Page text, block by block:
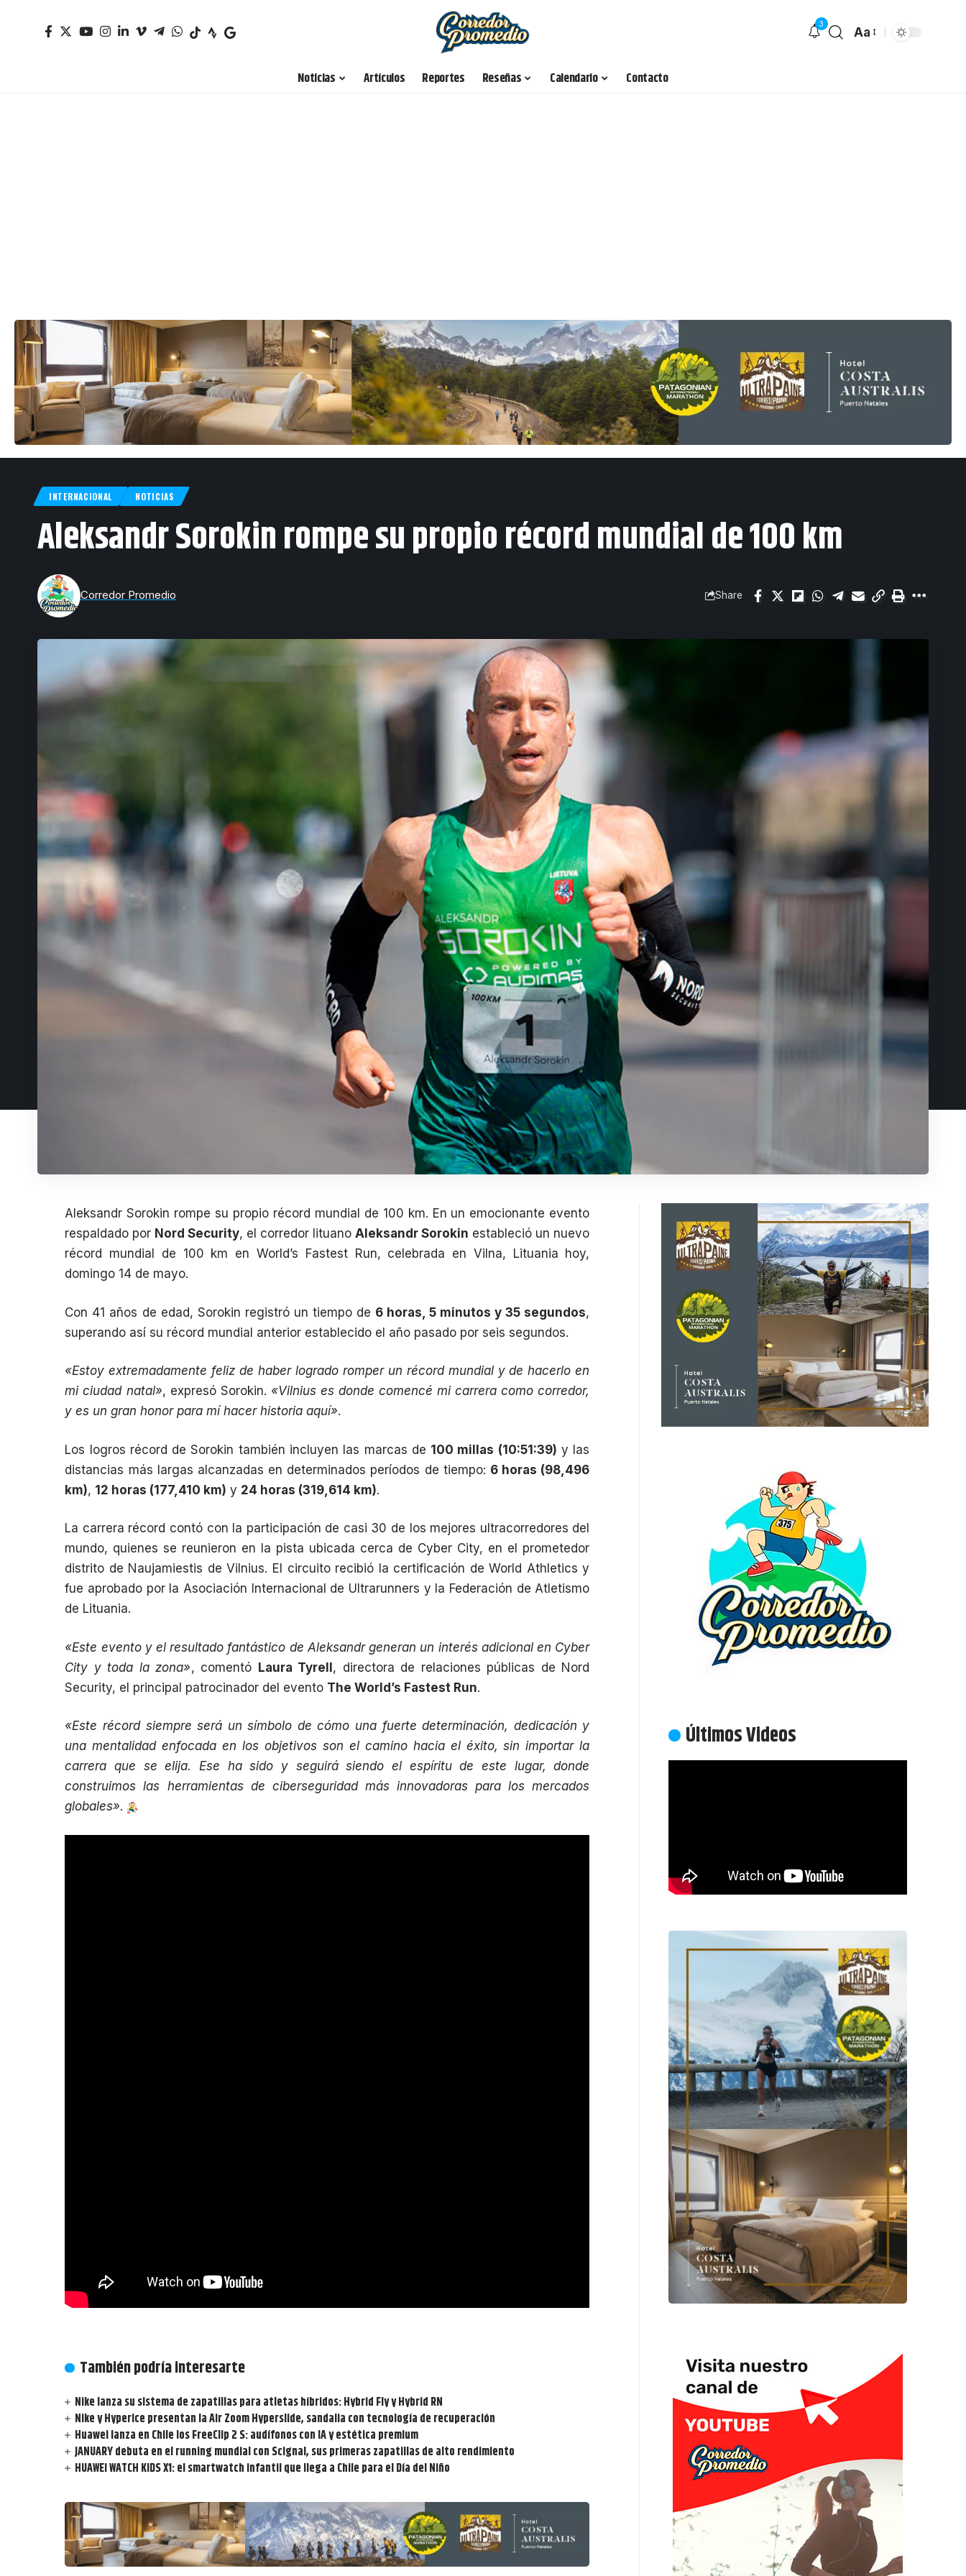
3
Aa
Noticias Artículos Reportes Reseñas Calendario Contacto
INTERNACIONAL NOTICIAS
Aleksandr Sorokin rompe su propio récord mundial de 100 km
Corredor Promedio Share
Aleksandr Sorokin rompe su propio récord mundial de 100 km. En un emocionante evento
respaldado por Nord Security, el corredor lituanoAleksandr Sorokin estableció un nuevo
récord mundial de 100 km en World’s Fastest Run, celebrada en Vilna, Lituania hoy,
domingo 14 de mayo.
Con 41 años de edad, Sorokin registró un tiempo de 6 horas, 5 minutos y 35 segundos,
superando así su récord mundial anterior establecido el año pasado por seis segundos.
«Estoy extremadamente feliz de haber logrado romper un récord mundial y de hacerlo en
mi ciudad natal», expresó Sorokin. «Vilnius es donde comencé mi carrera como corredor,
y es un gran honor para mí hacer historia aquí».
Los logros récord de Sorokin también incluyen las marcas de 100 millas (10:51:39) y las
distancias más largas alcanzadas en determinados períodos de tiempo: 6 horas (98,496
km), 12 horas (177,410 km) y 24 horas (319,614 km).
La carrera récord contó con la participación de casi 30 de los mejores ultracorredores del
mundo, quienes se reunieron en la pista ubicada cerca de Cyber City, en el prometedor
distrito de Naujamiestis de Vilnius. El circuito recibió la certificación deWorld Athletics y
fue aprobado por la Asociación Internacional de Ultrarunners y la Federación de Atletismo
de Lituania.
«Este evento y el resultado fantástico de Aleksandr generan un interés adicional en Cyber
City y toda la zona», comentó Laura Tyrell, directora de relaciones públicas de Nord
Security, el principal patrocinador del evento The World’s Fastest Run.
«Este récord siempre será un símbolo de cómo una fuerte determinación, dedicación y
una mentalidad enfocada en los objetivos son el camino hacia el éxito, sin importar la
carrera que se elija. Ese ha sido y seguirá siendo el espíritu de este lugar, donde
construimos las herramientas de ciberseguridad más innovadoras para los mercados
globales».
También podría interesarte
Nike lanza su sistema de zapatillas para atletas híbridos: Hybrid Fly y Hybrid RN
Nike y Hyperice presentan la Air Zoom Hyperslide, sandalia con tecnología de recuperación
Huawei lanza en Chile los FreeClip 2 S: audífonos con IA y estética premium
JANUARY debuta en el running mundial con Scignal, sus primeras zapatillas de alto rendimiento
HUAWEI WATCH KIDS X1: el smartwatch infantil que llega a Chile para el Día del Niño
Últimos Videos